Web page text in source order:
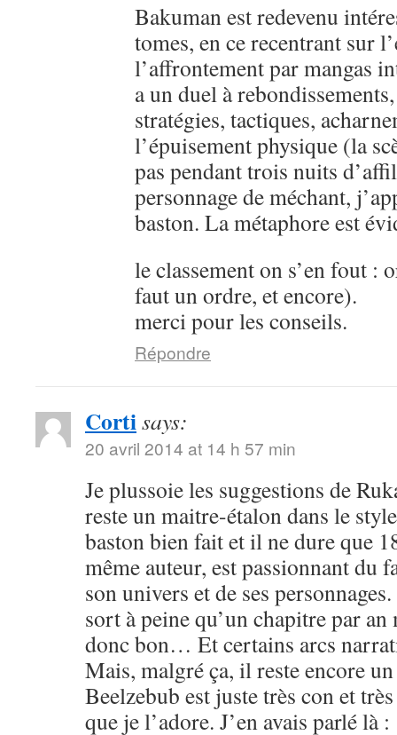
Bakuman est redevenu
tomes, en ce recentrant sur
l’affrontement par mangas
a un duel à
stratégies, tactiques,
l’épuisement physique (la
pas pendant trois nuits
personnage de méchant,
baston. La métaphore est
le classement on s’en fout :
faut un ordre, et encore).
merci pour les conseils.
Répondre
Cortisays:
20 avril 2014 at 14 h 57 min
Je plussoie les suggestions de
reste un maitre-étalon dans le
baston bien fait et il ne dure que
même auteur, est passionnant du
son univers et de ses
sort à peine qu’un chapitre par
donc bon… Et certains arcs
Mais, malgré ça, il reste encore
Beelzebub est juste très con et
que je l’adore. J’en avais parlé là :